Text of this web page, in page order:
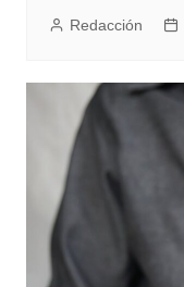
Redacción